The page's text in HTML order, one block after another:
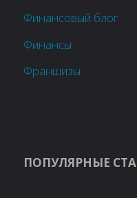
Финансовый блог
Финансы
Франшизы
ПОПУЛЯРНЫЕ